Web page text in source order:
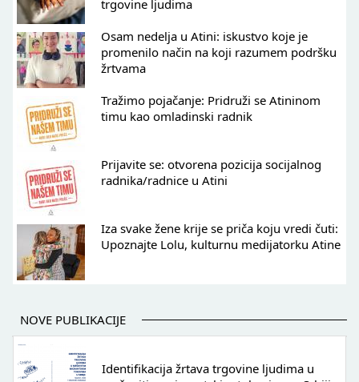
trgovine ljudima
Osam nedelja u Atini: iskustvo koje je
promenilo način na koji razumem podršku
žrtvama
Tražimo pojačanje: Pridruži se Atininom
timu kao omladinski radnik
Prijavite se: otvorena pozicija socijalnog
radnika/radnice u Atini
Iza svake žene krije se priča koju vredi čuti:
Upoznajte Lolu, kulturnu medijatorku Atine
NOVE PUBLIKACIJE
Identifikacija žrtava trgovine ljudima u